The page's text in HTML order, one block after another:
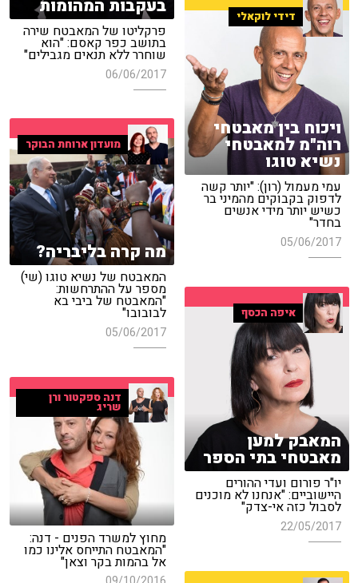
בעקבות המהומות
פרקליטו של המאבטח שירה
בתושב כפר קאסם: "הוא
שוחרר ללא תנאים מגבילים"
06/06/2017
דידי לוקאלי
ויכוח בין מאבטחי
רוה"מ למאבטחי
נשיא טוגו
עמי מעמול (רון): "יותר קשה
לדפוק בקבוקים מהמיני בר
כשיש יותר מידי אנשים
בחדר"
05/06/2017
מועדון ארוחת הבוקר
מה קרה בליבריה?
המאבטח של נשיא טוגו (שי)
מספר על ההתרחשות:
"המאבטח של ביבי בא
לבובובו"
05/06/2017
איפה הכסף
המאבק למען
מאבטחי בתי הספר
יו"ר פורום ועדי ההורים
היישוביים: "אנחנו לא מוכנים
לסבול כזה אי-צדק"
22/05/2017
דנה ספקטור ורן
שריג
מחוץ למשרד הפנים - דנה:
"המאבטח התייחס אלינו כמו
אל בהמות בקר וצאן"